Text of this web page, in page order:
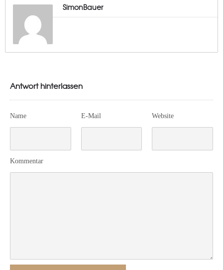
SimonBauer
Antwort hinterlassen
Name E-Mail Website
Kommentar